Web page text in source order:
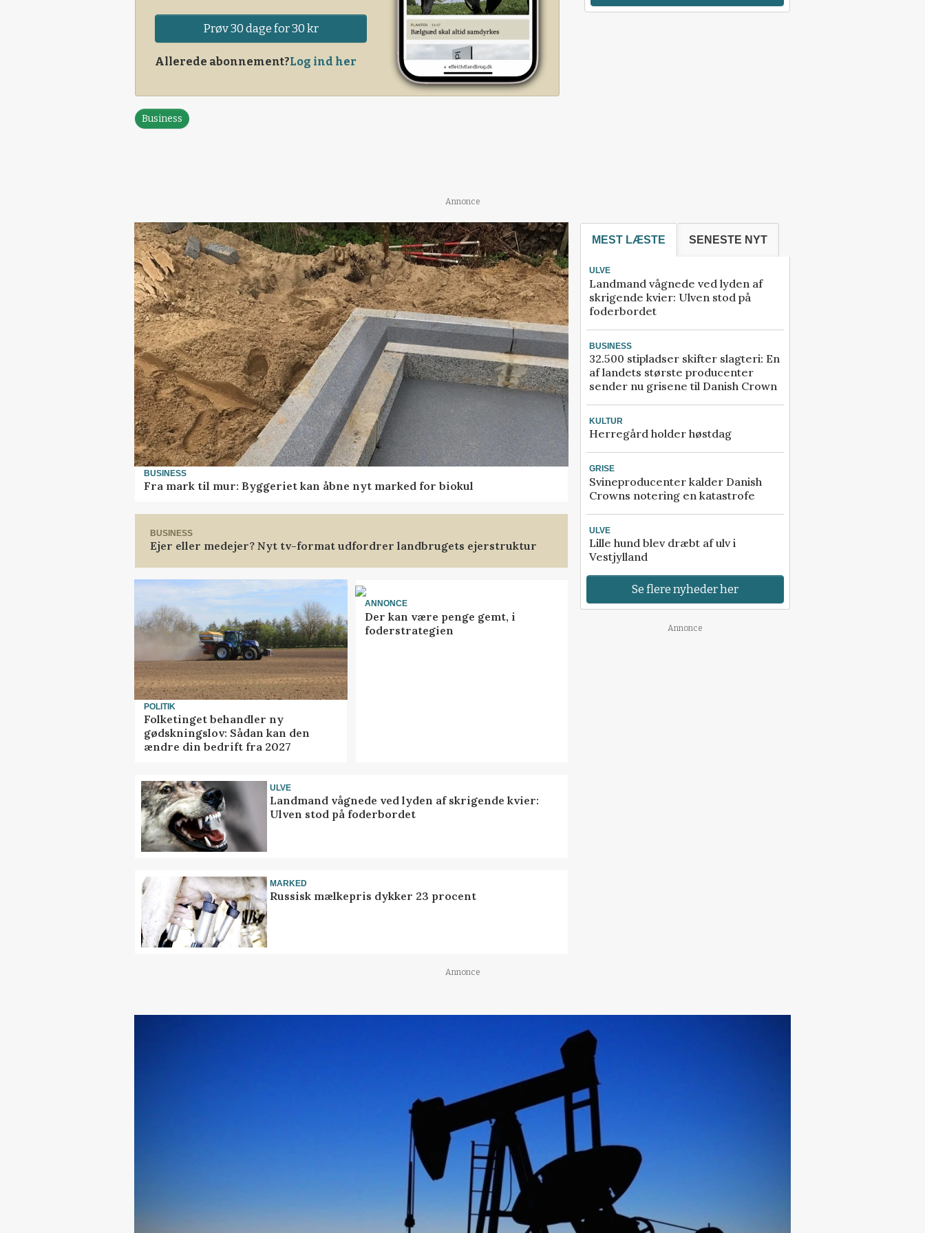
Prøv 30 dage for 30 kr
Allerede abonnement?Log ind her
Business
Annonce
BUSINESS
Fra mark til mur: Byggeriet kan åbne nyt marked for biokul
BUSINESS
Ejer eller medejer? Nyt tv-format udfordrer landbrugets ejerstruktur
POLITIK
Folketinget behandler ny
gødskningslov: Sådan kan den
ændre din bedrift fra 2027
ANNONCE
Der kan være penge gemt, i
foderstrategien
ULVE
Landmand vågnede ved lyden af skrigende kvier:
Ulven stod på foderbordet
MARKED
Russisk mælkepris dykker 23 procent
MEST LÆSTE SENESTE NYT
ULVE
Landmand vågnede ved lyden af
skrigende kvier: Ulven stod på
foderbordet
BUSINESS
32.500 stipladser skifter slagteri: En
af landets største producenter
sender nu grisene til Danish Crown
KULTUR
Herregård holder høstdag
GRISE
Svineproducenter kalder Danish
Crowns notering en katastrofe
ULVE
Lille hund blev dræbt af ulv i
Vestjylland
Se flere nyheder her
Annonce
Annonce